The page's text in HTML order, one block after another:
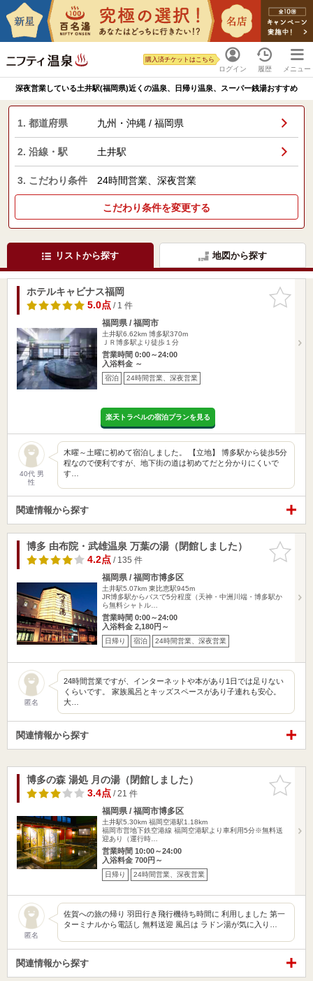
ログイン
購入済チケットはこちら
履歴 メニュー
深夜営業している土井駅(福岡県)近くの温泉、日帰り温泉、スーパー銭湯おすすめ
1. 都道府県 九州・沖縄 / 福岡県
2. 沿線・駅 土井駅
3. こだわり条件 24時間営業、深夜営業
こだわり条件を変更する
リストから探す 地図から探す
お気に入
りに追加
ホテルキャビナス福岡
5.0点/ 1 件
福岡県 / 福岡市
土井駅6.62km 博多駅370m
ＪＲ博多駅より徒歩１分
営業時間 0:00～24:00
入浴料金 ～
宿泊 24時間営業、深夜営業
楽天トラベルの宿泊プランを見る
40代 男
性
木曜～土曜に初めて宿泊しました。 【立地】 博多駅から徒歩5分
程なので便利ですが、地下街の道は初めてだと分かりにくいで
す…
関連情報から探す
お気に入
りに追加
博多 由布院・武雄温泉 万葉の湯（閉館しました）
4.2点/ 135 件
福岡県 / 福岡市博多区
土井駅5.07km 東比恵駅945m
JR博多駅からバスで5分程度（天神・中洲川端・博多駅か
ら無料シャトル…
営業時間 0:00～24:00
入浴料金 2,180円～
日帰り 宿泊 24時間営業、深夜営業
匿名
24時間営業ですが、インターネットや本があり1日では足りない
くらいです。 家族風呂とキッズスペースがあり子連れも安心。
大…
関連情報から探す
お気に入
りに追加
博多の森 湯処 月の湯（閉館しました）
3.4点/ 21 件
福岡県 / 福岡市博多区
土井駅5.30km 福岡空港駅1.18km
福岡市営地下鉄空港線 福岡空港駅より車利用5分※無料送
迎あり（運行時…
営業時間 10:00～24:00
入浴料金 700円～
日帰り 24時間営業、深夜営業
匿名
佐賀への旅の帰り 羽田行き飛行機待ち時間に 利用しました 第一
ターミナルから電話し 無料送迎 風呂は ラドン湯が気に入り…
関連情報から探す